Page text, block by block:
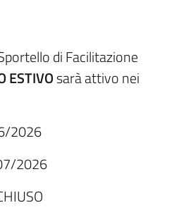
di Facilitazione
ESTIVOsarà attivo nei
2026
2026